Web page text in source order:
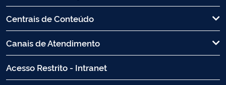
Centrais de Conteúdo
Canais de Atendimento
Acesso Restrito - Intranet